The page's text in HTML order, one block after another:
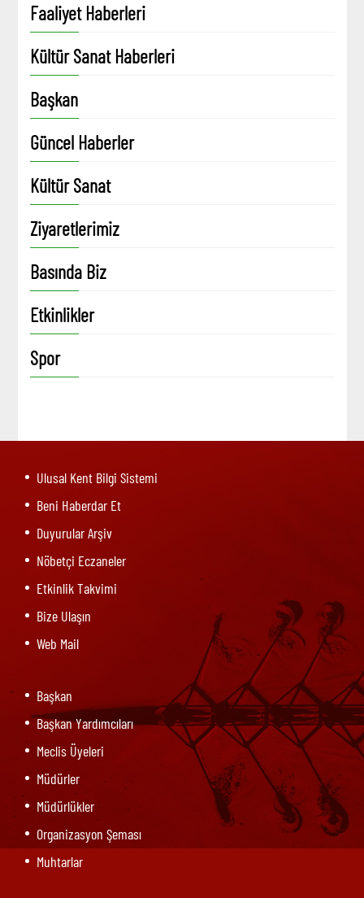
Faaliyet Haberleri
Kültür Sanat Haberleri
Başkan
Güncel Haberler
Kültür Sanat
Ziyaretlerimiz
Basında Biz
Etkinlikler
Spor
Ulusal Kent Bilgi Sistemi
Beni Haberdar Et
Duyurular Arşiv
Nöbetçi Eczaneler
Etkinlik Takvimi
Bize Ulaşın
Web Mail
Başkan
Başkan Yardımcıları
Meclis Üyeleri
Müdürler
Müdürlükler
Organizasyon Şeması
Muhtarlar